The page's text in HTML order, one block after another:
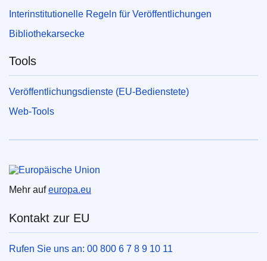
Interinstitutionelle Regeln für Veröffentlichungen
Bibliothekarsecke
Tools
Veröffentlichungsdienste (EU-Bedienstete)
Web-Tools
Mehr aufeuropa.eu
Kontakt zur EU
Rufen Sie uns an: 00 800 6 7 8 9 10 11